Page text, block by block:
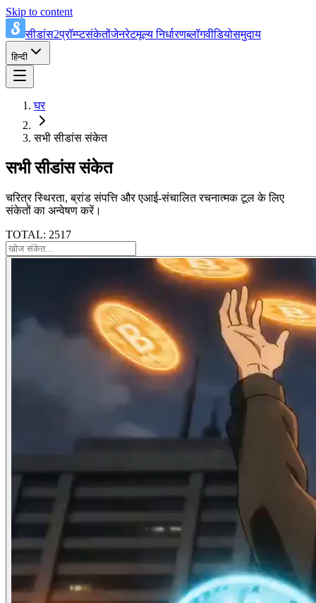
Skip to content
सीडांस2प्रॉम्प्टसंकेतोंजेनरेटमूल्य निर्धारणब्लॉगवीडियोसमुदाय
हिन्दी
घर
सभी सीडांस संकेत
सभी सीडांस संकेत
चरित्र स्थिरता, ब्रांड संपत्ति और एआई-संचालित रचनात्मक टूल के लिए
संकेतों का अन्वेषण करें।
TOTAL: 2517